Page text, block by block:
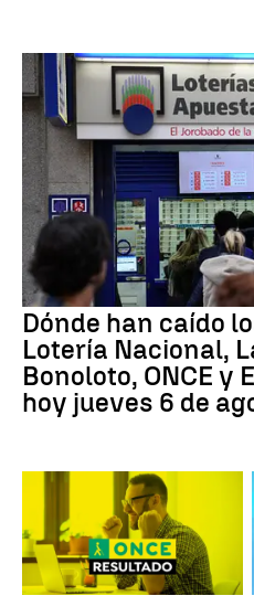
Dónde han caído
Lotería Nacional,
Bonoloto, ONCE y
hoy jueves 6 de